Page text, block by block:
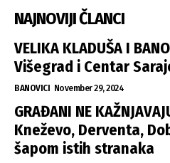
NAJNOVIJI ČLANCI
VELIKA KLADUŠA I
Višegrad i Centar
BANOVICI November 29, 2024
GRAĐANI NE
Kneževo, Derventa,
šapom istih stranaka